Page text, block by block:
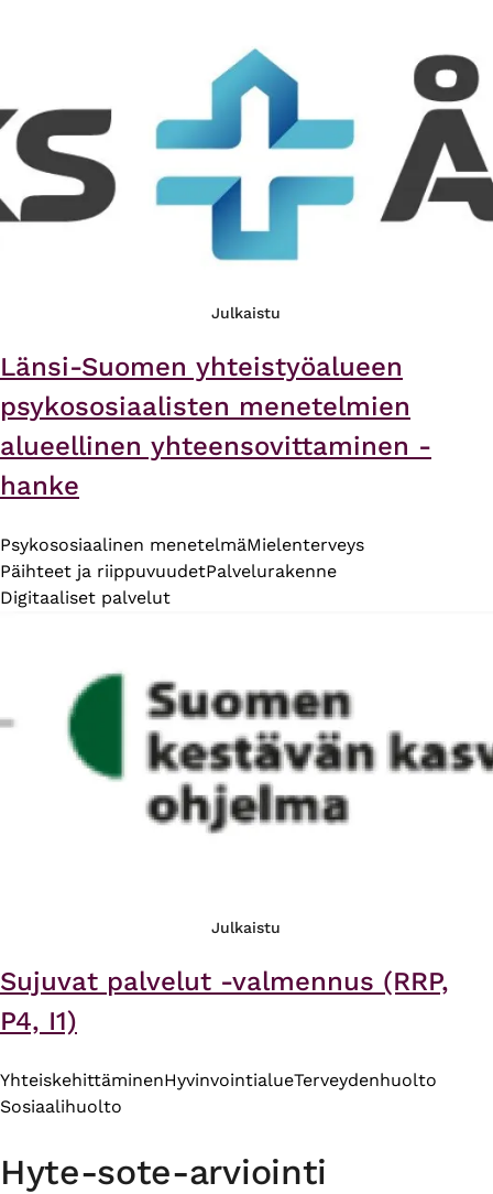
Julkaistu
Länsi-Suomen yhteistyöalueen
psykososiaalisten menetelmien
alueellinen yhteensovittaminen -
hanke
Psykososiaalinen menetelmäMielenterveys
Päihteet ja riippuvuudetPalvelurakenne
Digitaaliset palvelut
Julkaistu
Sujuvat palvelut -valmennus (RRP,
P4, I1)
YhteiskehittäminenHyvinvointialueTerveydenhuolto
Sosiaalihuolto
Hyte-sote-arviointi